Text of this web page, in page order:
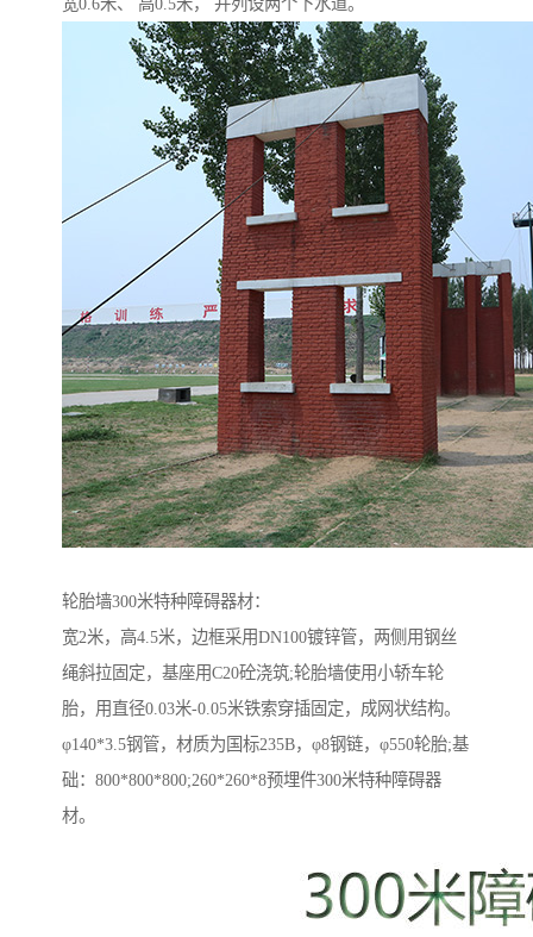
宽0.6米、 高0.5米， 并列设两个下水道。
轮胎墙300米特种障碍器材：
宽2米，高4.5米，边框采用DN100镀锌管，两侧用钢丝
绳斜拉固定，基座用C20砼浇筑;轮胎墙使用小轿车轮
胎，用直径0.03米-0.05米铁索穿插固定，成网状结构。
φ140*3.5钢管，材质为国标235B，φ8钢链，φ550轮胎;基
础：800*800*800;260*260*8预埋件300米特种障碍器
材。